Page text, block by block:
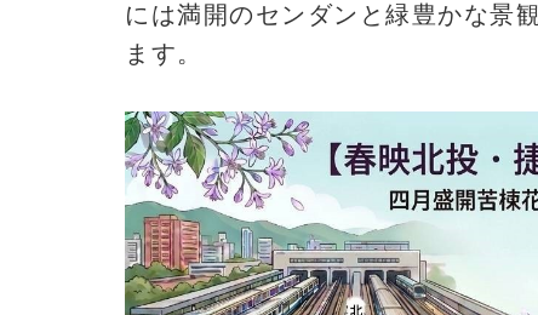
には満開のセンダンと緑豊かな景
ます。